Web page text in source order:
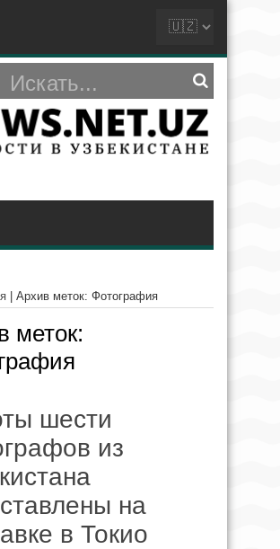
Архив меток: Фотография
меток:
шести
из
на
в Токио